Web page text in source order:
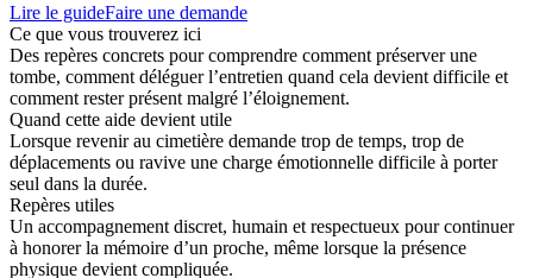
Lire le guideFaire une demande
Ce que vous trouverez ici
Des repères concrets pour comprendre comment préserver une
tombe, comment déléguer l’entretien quand cela devient difficile et
comment rester présent malgré l’éloignement.
Quand cette aide devient utile
Lorsque revenir au cimetière demande trop de temps, trop de
déplacements ou ravive une charge émotionnelle difficile à porter
seul dans la durée.
Repères utiles
Un accompagnement discret, humain et respectueux pour continuer
à honorer la mémoire d’un proche, même lorsque la présence
physique devient compliquée.